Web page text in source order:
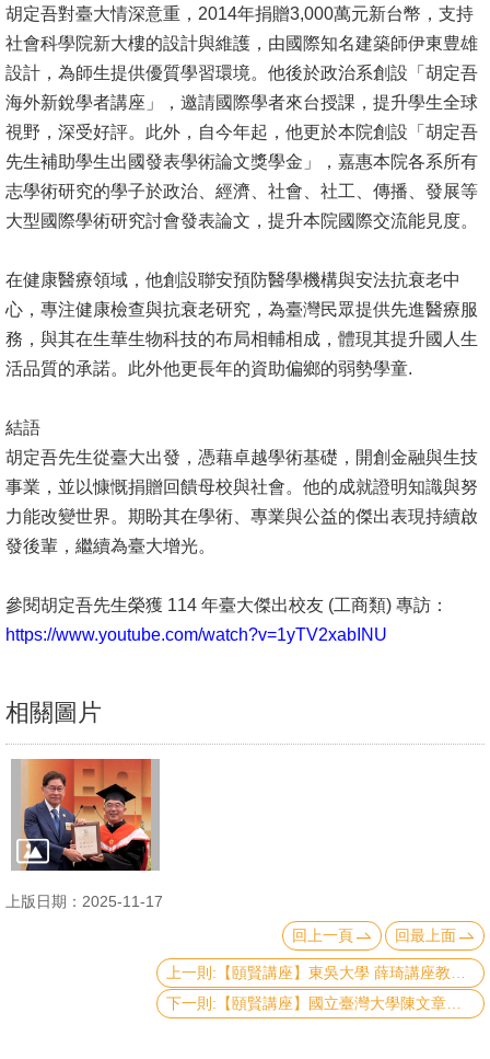
源
與
圖
書
館
回
首
大
首
網
站
導
覽
區
facebook
胡定吾對臺大情深意重，2014年捐贈3,000萬元新台幣，支持
社會科學院新大樓的設計與維護，由國際知名建築師伊東豊雄
設計，為師生提供優質學習環境。他後於政治系創設「胡定吾
海外新銳學者講座」，邀請國際學者來台授課，提升學生全球
視野，深受好評。此外，自今年起，他更於本院創設「胡定吾
先生補助學生出國發表學術論文獎學金」，嘉惠本院各系所有
志學術研究的學子於政治、經濟、社會、社工、傳播、發展等
大型國際學術研究討會發表論文，提升本院國際交流能見度。
在健康醫療領域，他創設聯安預防醫學機構與安法抗衰老中
心，專注健康檢查與抗衰老研究，為臺灣民眾提供先進醫療服
務，與其在生華生物科技的布局相輔相成，體現其提升國人生
活品質的承諾。此外他更長年的資助偏鄉的弱勢學童.
結語
胡定吾先生從臺大出發，憑藉卓越學術基礎，開創金融與生技
事業，並以慷慨捐贈回饋母校與社會。他的成就證明知識與努
力能改變世界。期盼其在學術、專業與公益的傑出表現持續啟
發後輩，繼續為臺大增光。
參閱胡定吾先生榮獲 114 年臺大傑出校友 (工商類) 專訪：
https://www.youtube.com/watch?v=1yTV2xabINU
相關圖片
上版日期：2025-11-17
回上一頁
回最上面